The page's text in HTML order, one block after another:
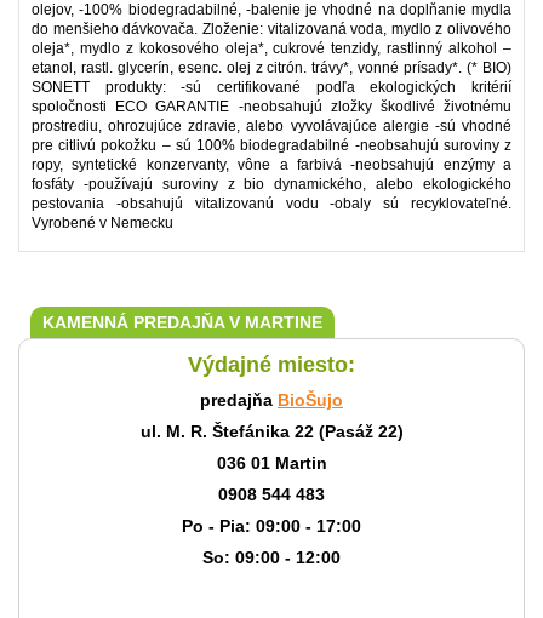
olejov, -100% biodegradabilné, -balenie je vhodné na doplňanie mydla
do menšieho dávkovača. Zloženie: vitalizovaná voda, mydlo z olivového
oleja*, mydlo z kokosového oleja*, cukrové tenzidy, rastlinný alkohol –
etanol, rastl. glycerín, esenc. olej z citrón. trávy*, vonné prísady*. (* BIO)
SONETT produkty: -sú certifikované podľa ekologických kritérií
spoločnosti ECO GARANTIE -neobsahujú zložky škodlivé životnému
prostrediu, ohrozujúce zdravie, alebo vyvolávajúce alergie -sú vhodné
pre citlivú pokožku – sú 100% biodegradabilné -neobsahujú suroviny z
ropy, syntetické konzervanty, vône a farbivá -neobsahujú enzýmy a
fosfáty -používajú suroviny z bio dynamického, alebo ekologického
pestovania -obsahujú vitalizovanú vodu -obaly sú recyklovateľné.
Vyrobené v Nemecku
KAMENNÁ PREDAJŇA V MARTINE
Výdajné miesto:
predajňa BioŠujo
ul. M. R. Štefánika 22 (Pasáž 22)
036 01 Martin
0908 544 483
Po - Pia: 09:00 - 17:00
So: 09:00 - 12:00